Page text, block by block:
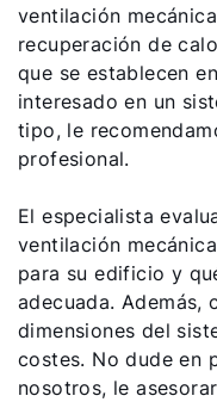
ventilación
recuperación de
que se establecen
interesado en un
tipo, le
profesional.
El especialista
ventilación
para su edificio y
adecuada. Además,
dimensiones del
costes. No dude en
nosotros, le